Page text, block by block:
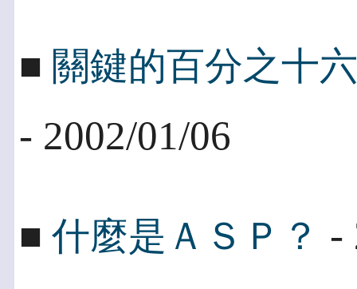
■ 關鍵的百分之十
- 2002/01/06
■ 什麼是ＡＳＰ？ -